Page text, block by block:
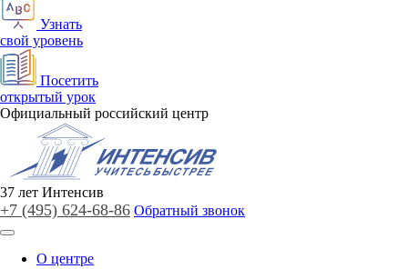
Узнать
свой уровень
Посетить
открытый урок
Официальный российский центр
37 лет Интенсив
+7 (495) 624-68-86 Обратный звонок
О центре